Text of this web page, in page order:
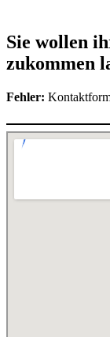
Sie wollen
zukommen
Fehler: